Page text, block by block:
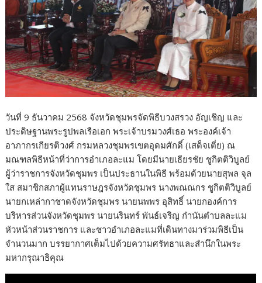
วันที่ 9 ธันวาคม 2568 จังหวัดชุมพรจัดพิธีบวงสรวง อัญเชิญ และ
ประดิษฐานพระรูปพลเรือเอก พระเจ้าบรมวงศ์เธอ พระองค์เจ้า
อาภากรเกียรติวงศ์ กรมหลวงชุมพรเขตอุดมศักดิ์ (เสด็จเตี่ย) ณ
มณฑลพิธีหน้าที่ว่าการอำเภอละแม โดยมีนายเธียรชัย ชูกิตติวิบูลย์
ผู้ว่าราชการจังหวัดชุมพร เป็นประธานในพิธี พร้อมด้วยนายสุพล จุล
ใส สมาชิกสภาผู้แทนราษฎรจังหวัดชุมพร นางพณณกร ชูกิตติวิบูลย์
นายกเหล่ากาชาดจังหวัดชุมพร นายนพพร อุสิทธิ์ นายกองค์การ
บริหารส่วนจังหวัดชุมพร นายนรินทร์ พันธ์เจริญ กำนันตำบลละแม
หัวหน้าส่วนราชการ และชาวอำเภอละแมที่เดินทางมาร่วมพิธีเป็น
จำนวนมาก บรรยากาศเต็มไปด้วยความศรัทธาและสำนึกในพระ
มหากรุณาธิคุณ